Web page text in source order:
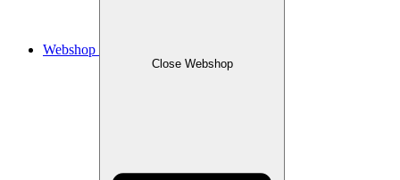
Webshop
Close Webshop